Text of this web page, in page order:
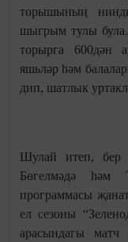
торышының
шыгрым тулы
торырга 600дән
яшьләр һәм
дип, шатлык
Шулай итеп, бер
Бөгелмәдә һәм
программасы
ел сезоны
арасындагы матч